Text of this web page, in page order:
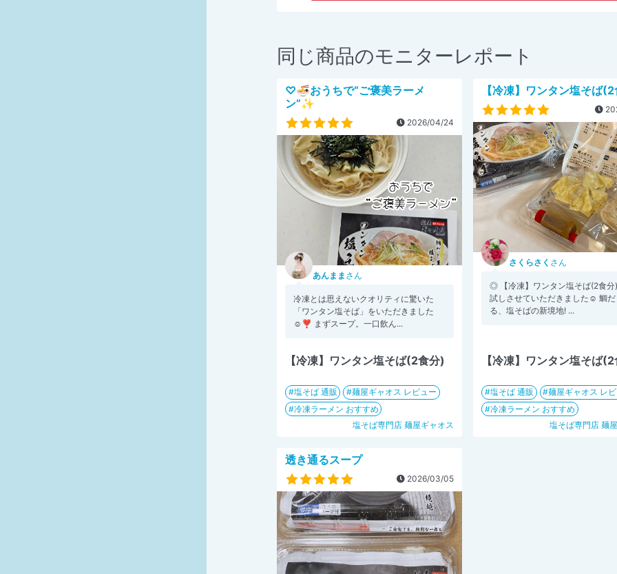
同じ商品のモニターレポート
♡🍜おうちで“ご褒美ラーメ
ン”✨
2026/04/24
あんまま さん
冷凍とは思えないクオリティに驚いた
「ワンタン塩そば」をいただきました
☺️❣️ まずスープ。一口飲ん...
【冷凍】ワンタン塩そば(2食分)
塩そば 通販
麺屋ギャオス レビュー
冷凍ラーメン おすすめ
塩そば専門店 麺屋ギャオス
【冷凍】ワンタン塩そば
さくらさく さん
◎ 【冷凍】ワンタン塩そば(2食分
試しさせていただきました☺︎ 鯛
る、塩そばの新境地! ...
【冷凍】ワンタン塩そば
塩そば 通販
麺屋ギャオス レ
冷凍ラーメン おすすめ
塩そば専門店 麺
透き通るスープ
2026/03/05